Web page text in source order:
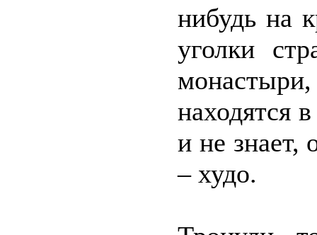
нибудь на
уголки
находятся
и не знает,
– худо.